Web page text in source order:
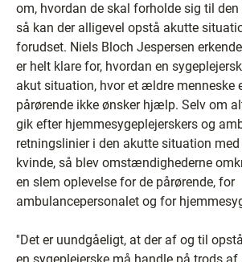
om, hvordan de skal forholde sig til
så kan der alligevel opstå akutte
forudset. Niels Bloch Jespersen
er helt klare for, hvordan en
akut situation, hvor et ældre menneske
pårørende ikke ønsker hjælp. Selv om
gik efter hjemmesygeplejerskers og
retningslinier i den akutte situation med
kvinde, så blev omstændighederne
en slem oplevelse for de pårørende, for
ambulancepersonalet og for
''Det er uundgåeligt, at der af og til